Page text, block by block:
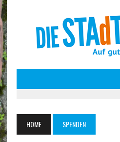
HOME SPENDEN